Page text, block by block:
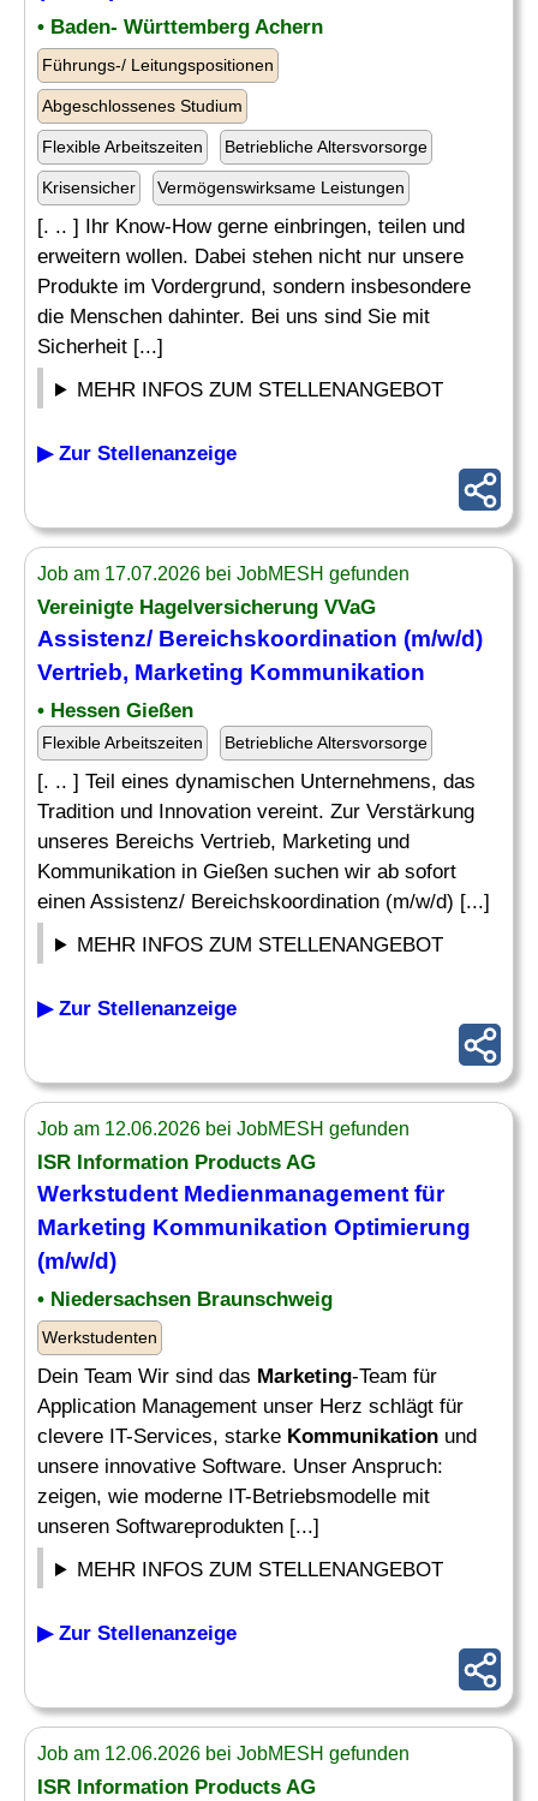
• Baden- Württemberg Achern
Führungs-/ Leitungspositionen
Abgeschlossenes Studium
Flexible Arbeitszeiten Betriebliche Altersvorsorge
Krisensicher Vermögenswirksame Leistungen
[. .. ] Ihr Know-How gerne einbringen, teilen und
erweitern wollen. Dabei stehen nicht nur unsere
Produkte im Vordergrund, sondern insbesondere
die Menschen dahinter. Bei uns sind Sie mit
Sicherheit [...]
MEHR INFOS ZUM STELLENANGEBOT
▶ Zur Stellenanzeige
Job am 17.07.2026 bei JobMESH gefunden
Vereinigte Hagelversicherung VVaG
Assistenz/ Bereichskoordination (m/w/d)
Vertrieb, Marketing Kommunikation
• Hessen Gießen
Flexible Arbeitszeiten Betriebliche Altersvorsorge
[. .. ] Teil eines dynamischen Unternehmens, das
Tradition und Innovation vereint. Zur Verstärkung
unseres Bereichs Vertrieb, Marketing und
Kommunikation in Gießen suchen wir ab sofort
einen Assistenz/ Bereichskoordination (m/w/d) [...]
MEHR INFOS ZUM STELLENANGEBOT
▶ Zur Stellenanzeige
Job am 12.06.2026 bei JobMESH gefunden
ISR Information Products AG
Werkstudent Medienmanagement für
Marketing Kommunikation Optimierung
(m/w/d)
• Niedersachsen Braunschweig
Werkstudenten
Dein Team Wir sind das Marketing-Team für
Application Management unser Herz schlägt für
clevere IT-Services, starke Kommunikation und
unsere innovative Software. Unser Anspruch:
zeigen, wie moderne IT-Betriebsmodelle mit
unseren Softwareprodukten [...]
MEHR INFOS ZUM STELLENANGEBOT
▶ Zur Stellenanzeige
Job am 12.06.2026 bei JobMESH gefunden
ISR Information Products AG